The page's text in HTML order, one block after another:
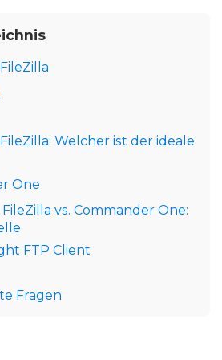
Welcher ist der ideale
One
vs. Commander One:
FTP Client
Fragen